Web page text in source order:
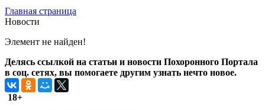
Главная страница
Новости
Элемент не найден!
Делясь ссылкой на статьи и новости Похоронного Портала
в соц. сетях, вы помогаете другим узнать нечто новое.
18+